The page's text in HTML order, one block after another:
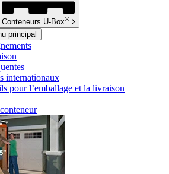
Conteneurs U-Box®
principal
internationaux
pour l’emballage et la livraison